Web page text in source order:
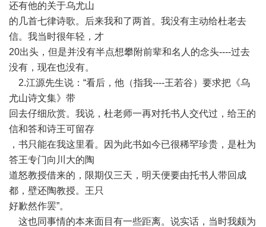
还有他的关于乌尤山
的几首七律诗歌。后来我和了两首。我没有主动给杜老去
信。我当时很年轻，才
20出头，但是并没有半点想攀附前辈和名人的念头----过去
没有，现在也没有。
2.江源先生说：“看后，他（指我----王若谷）要求把《乌
尤山诗文集》带
回去仔细欣赏。我说，杜老师一再对托书人交代过，给王的
信和答和诗王可留存
，书只能在我这里看。因为此书如今已很稀罕珍贵，是杜为
答王专门向川大的陶
道怒教授借来的，限期仅三天，明天便要由托书人带回成
都，壁还陶教授。王只
好歉然作罢”。
这也同事情的本来面目有一些距离。说实话，当时我颇为